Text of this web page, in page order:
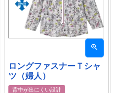
ロングファスナーＴシャ
ツ（婦人）
背中が出にくい設計